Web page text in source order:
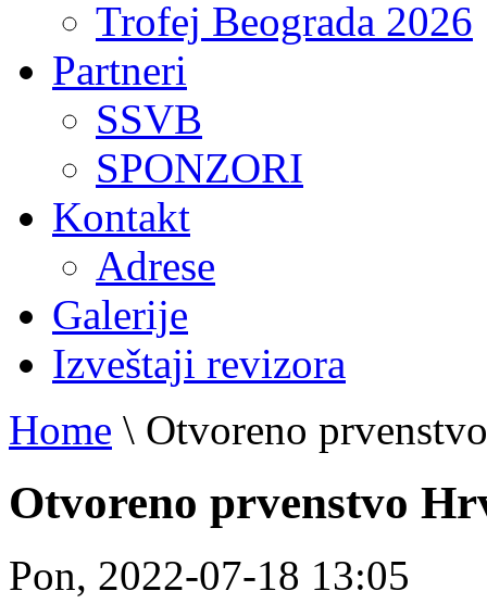
Trofej Beograda 2026
Partneri
SSVB
SPONZORI
Kontakt
Adrese
Galerije
Izveštaji revizora
Home \ Otvoreno
Otvoreno prvenstvo
Pon, 2022-07-18 13:05